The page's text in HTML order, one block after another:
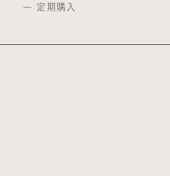
定期購入